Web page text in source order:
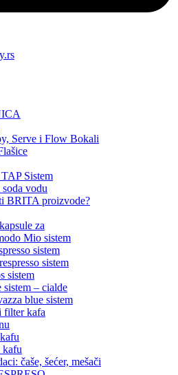
Serve i Flow Bokali
Sistem
vodu
BRITA proizvode?
za
Mio sistem
sistem
sistem
sistem
sistem – cialde
blue sistem
filter kafa
kafu
čaše, šećer, mešači